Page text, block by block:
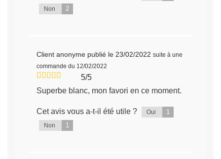
Non 2
Client anonyme publié le 23/02/2022 suite à une
commande du 12/02/2022
5/5
Superbe blanc, mon favori en ce moment.
Cet avis vous a-t-il été utile ? Oui 1
Non 1